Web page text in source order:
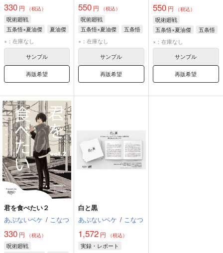
330 円 （税込）
呪術廻戦
五条悟×夏油傑
夏油傑
五条悟
×：在庫なし
サンプル
再販希望
550 円 （税込）
呪術廻戦
五条悟×夏油傑
五条悟
夏油傑
家入硝子
×：在庫なし
サンプル
再販希望
550円 （税込）
呪術廻戦
五条悟×夏油傑
五条悟
夏油傑
家入硝子
×：在庫なし
サンプル
再販希望
君を食べたい２
あぶないペケ / こなつ
330 円 （税込）
呪術廻戦
白と黒
あぶないペケ / こなつ
1,572 円 （税込）
実録・レポート